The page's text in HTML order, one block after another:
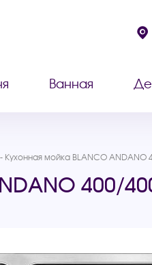
Ванная
Кухонная мойка BLANCO ANDANO
400/